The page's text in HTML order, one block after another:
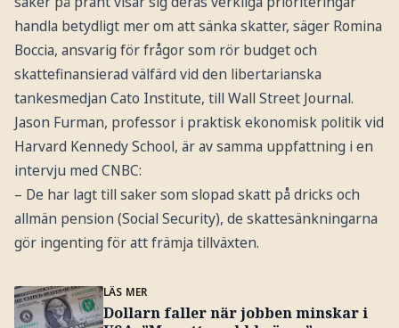
handla betydligt mer om att sänka skatter, säger Romina
Boccia, ansvarig för frågor som rör budget och
skattefinansierad välfärd vid den libertarianska
tankesmedjan Cato Institute, till Wall Street Journal.
Jason Furman, professor i praktisk ekonomisk politik vid
Harvard Kennedy School, är av samma uppfattning i en
intervju med CNBC:
– De har lagt till saker som slopad skatt på dricks och
allmän pension (Social Security), de skattesänkningarna
gör ingenting för att främja tillväxten.
LÄS MER
Dollarn faller när jobben minskar i